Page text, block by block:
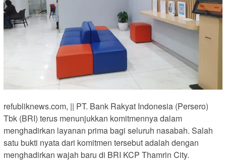
refubliknews.com, || PT. Bank Rakyat Indonesia (Persero)
Tbk (BRI) terus menunjukkan komitmennya dalam
menghadirkan layanan prima bagi seluruh nasabah. Salah
satu bukti nyata dari komitmen tersebut adalah dengan
menghadirkan wajah baru di BRI KCP Thamrin City.